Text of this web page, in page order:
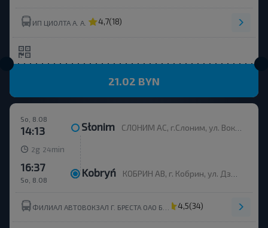
ИП ЦИОЛТА А. А. 4,7(18)
21.02 BYN
So, 8.08
14:13 Słonim СЛОНИМ АС, г.Слоним, ул. Вокзальная, 11
2g 24 min
So, 8.08
16:37 Kobryń КОБРИН АВ, г. Кобрин, ул. Дзержинского, 115, Беларусь
4,5(34)